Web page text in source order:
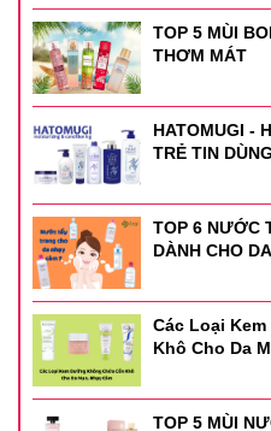
TOP 5 MÙI
THƠM MÁT
HATOMUGI -
TRẺ TIN DÙNG
TOP 6 NƯỚC
DÀNH CHO
Các Loại
Khô Cho Da
TOP 5 MÙI